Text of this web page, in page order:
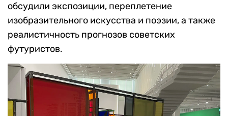
обсудили экспозиции, переплетение
изобразительного искусства и поэзии, а также
реалистичность прогнозов советских
футуристов.